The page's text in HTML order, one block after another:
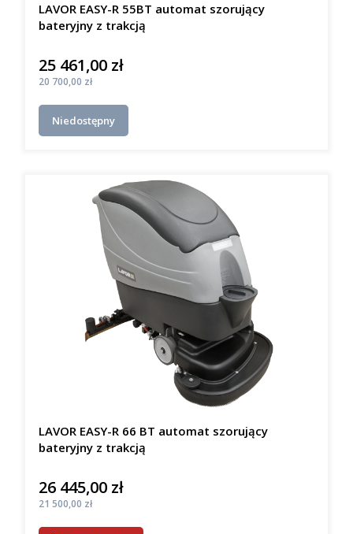
LAVOR EASY-R 55BT automat szorujący
bateryjny z trakcją
Cena
25 461,00 zł
Cena
20 700,00 zł
Niedostępny
LAVOR EASY-R 66 BT automat szorujący
bateryjny z trakcją
Cena
26 445,00 zł
Cena
21 500,00 zł